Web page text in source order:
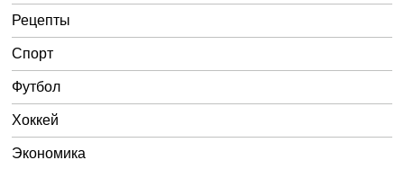
Рецепты
Спорт
Футбол
Хоккей
Экономика